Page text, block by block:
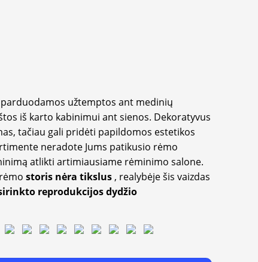
užtemptos ant medinių
iš karto kabinimui ant sienos. Dekoratyvus
tačiau gali pridėti papildomos estetikos
neradote Jums patikusio rėmo
atlikti artimiausiame rėminimo salone.
storis nėra tikslus , realybėje šis vaizdas
reprodukcijos dydžio